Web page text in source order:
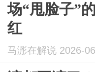
场“甩脸子”
红
马浵在解说 2026-